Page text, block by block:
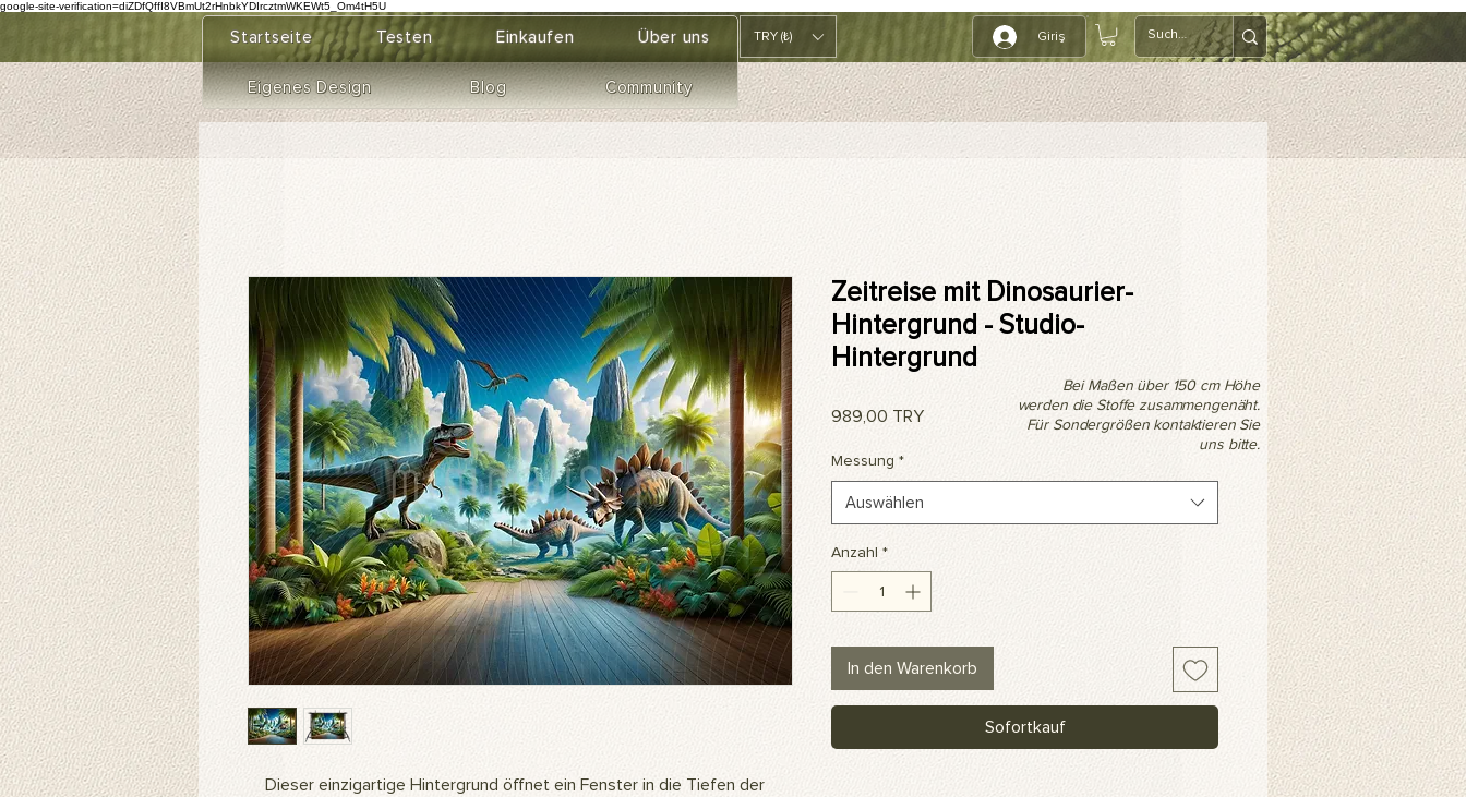
google-site-verification=diZDfQffI8VBmUt2rHnbkYDIrcztmWKEWt5_Om4tH5U
Startseite Testen Einkaufen Über uns
Eigenes Design Blog Community
TRY (₺) Giriş
Dieser einzigartige Hintergrund öffnet ein Fenster in die Tiefen der
Zeitreise mit Dinosaurier-
Hintergrund - Studio-
Hintergrund
989,00 TRYPreis
Messung *
Auswählen
Anzahl *
In den Warenkorb
Sofortkauf
Bei Maßen über 150 cm Höhe
werden die Stoffe zusammengenäht.
Für Sondergrößen kontaktieren Sie
uns bitte.